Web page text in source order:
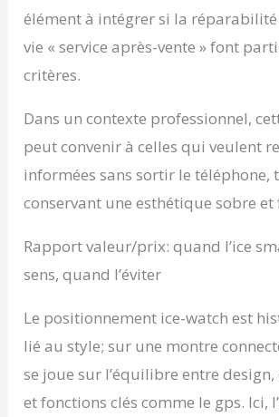
élément à intégrer si la
vie « service après-vente » font
critères.
Dans un contexte professionnel,
peut convenir à celles qui veulent
informées sans sortir le téléphone,
conservant une esthétique sobre et
Rapport valeur/prix: quand l’ice
sens, quand l’éviter
Le positionnement ice-watch est
lié au style; sur une montre
se joue sur l’équilibre entre
et fonctions clés comme le gps. Ici,